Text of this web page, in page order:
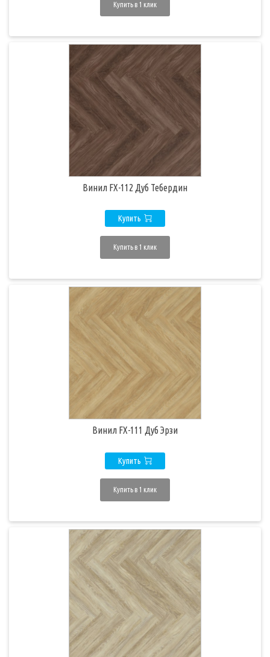
Купить в 1 клик
Винил FX-112 Дуб Тебердин
Купить
Купить в 1 клик
Винил FX-111 Дуб Эрзи
Купить
Купить в 1 клик